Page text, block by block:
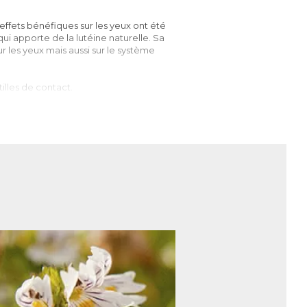
bénéfiques sur les yeux ont été
apporte de la lutéine naturelle. Sa
yeux mais aussi sur le système
de contact.
de laquelle se trouve la macula : c’est
aussi restreindre les capacités
du passage de la clarté à la
par une sur- sollicitation des yeux,